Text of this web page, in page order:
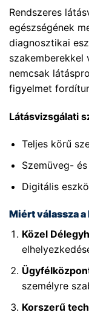
Rendszeres
egészségének
diagnosztikai
szakemberekkel
nemcsak
figyelmet
Látásvizsgálati
Teljes körű
Szemüveg-
Digitális
Miért válassza a
Közel
személyre
Korszerű